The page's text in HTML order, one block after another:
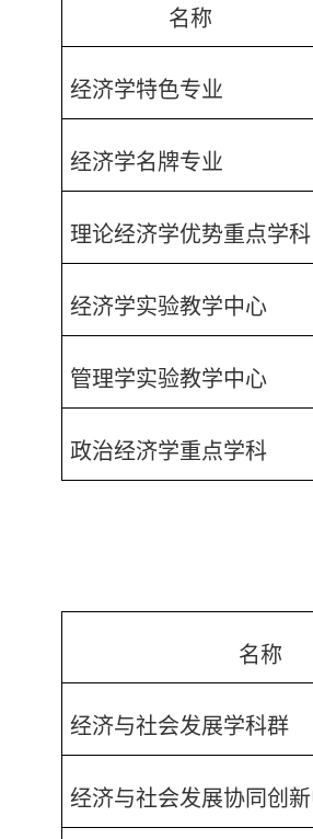
名称
经济学特色专业
经济学名牌专业
理论经济学优势重点学科
经济学实验教学中心
管理学实验教学中心
政治经济学重点学科
名称
经济与社会发展学科群
经济与社会发展协同创